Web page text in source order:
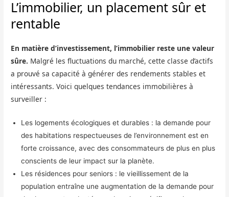
L’immobilier, un placement sûr et
rentable
En matière d’investissement, l’immobilier reste une valeur
sûre. Malgré les fluctuations du marché, cette classe d’actifs
a prouvé sa capacité à générer des rendements stables et
intéressants. Voici quelques tendances immobilières à
surveiller :
Les logements écologiques et durables : la demande pour
des habitations respectueuses de l’environnement est en
forte croissance, avec des consommateurs de plus en plus
conscients de leur impact sur la planète.
Les résidences pour seniors : le vieillissement de la
population entraîne une augmentation de la demande pour